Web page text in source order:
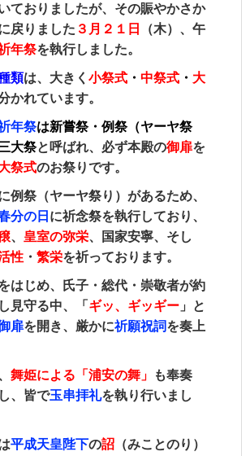
ておりましたが、その賑やかさか
戻りました ３月２１日
（木）、午
年祭を執行しました。
類は、大きく 小祭式 ・ 中祭式 ・ 大
かれています。
年祭は新嘗祭・例祭（ヤーヤ祭
大祭と呼ばれ、必ず本殿の御扉を
祭式のお祭りです。
例祭（ヤーヤ祭り）があるため、
分の日 に祈念祭を執行しており、
、 皇室の弥栄、国家安寧、そし
性 ・ 繁栄を祈っております。
はじめ、氏子・総代・崇敬者が約
見守る中、「 ギッ、ギッギー 」と
扉を開き、厳かに祈願祝詞を奏上
舞姫による「浦安の舞」
も奉奏
、皆で玉串拝礼を執り行いまし
平成天皇陛下の詔 （みことのり）